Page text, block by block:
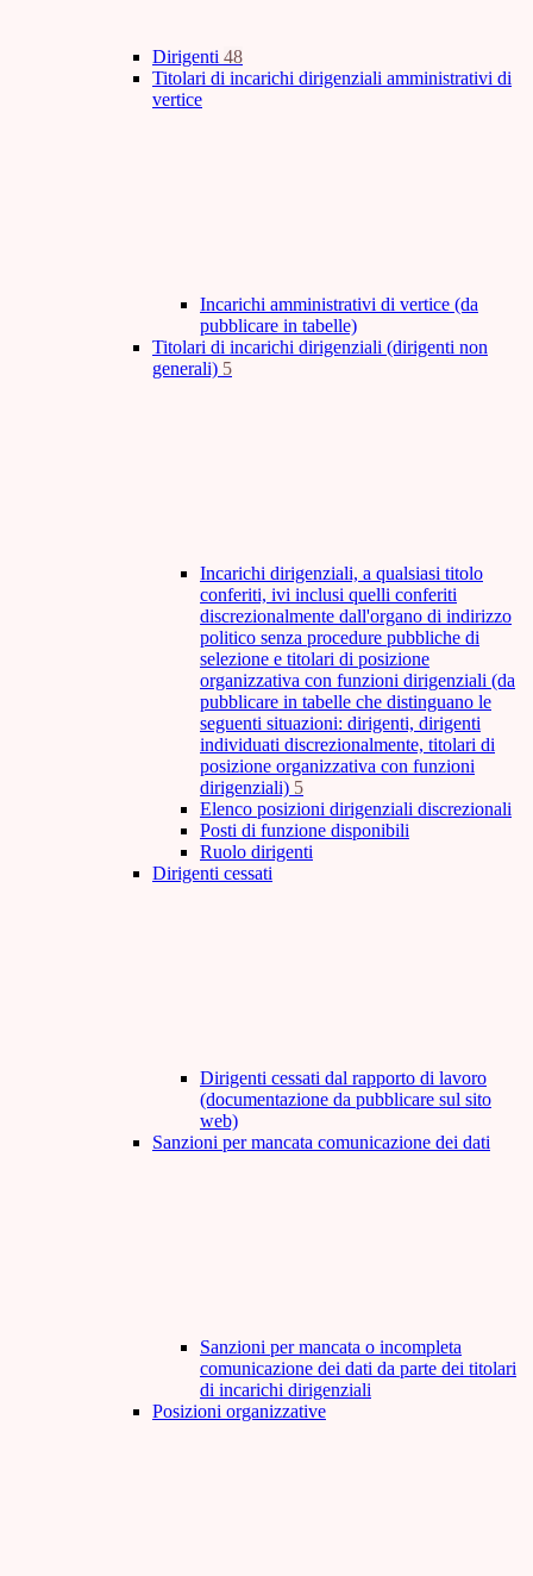
Dirigenti 48
Titolari di incarichi dirigenziali amministrativi di
vertice
Incarichi amministrativi di vertice (da
pubblicare in tabelle)
Titolari di incarichi dirigenziali (dirigenti non
generali) 5
Incarichi dirigenziali, a qualsiasi titolo
conferiti, ivi inclusi quelli conferiti
discrezionalmente dall'organo di indirizzo
politico senza procedure pubbliche di
selezione e titolari di posizione
organizzativa con funzioni dirigenziali (da
pubblicare in tabelle che distinguano le
seguenti situazioni: dirigenti, dirigenti
individuati discrezionalmente, titolari di
posizione organizzativa con funzioni
dirigenziali) 5
Elenco posizioni dirigenziali discrezionali
Posti di funzione disponibili
Ruolo dirigenti
Dirigenti cessati
Dirigenti cessati dal rapporto di lavoro
(documentazione da pubblicare sul sito
web)
Sanzioni per mancata comunicazione dei dati
Sanzioni per mancata o incompleta
comunicazione dei dati da parte dei titolari
di incarichi dirigenziali
Posizioni organizzative